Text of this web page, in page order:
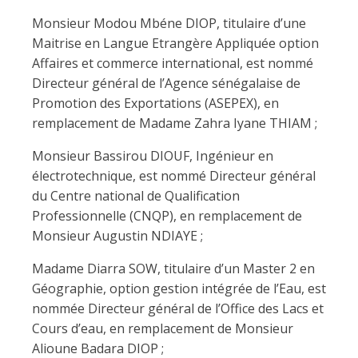
Monsieur Modou Mbéne DIOP, titulaire d’une
Maitrise en Langue Etrangère Appliquée option
Affaires et commerce international, est nommé
Directeur général de l’Agence sénégalaise de
Promotion des Exportations (ASEPEX), en
remplacement de Madame Zahra Iyane THIAM ;
Monsieur Bassirou DIOUF, Ingénieur en
électrotechnique, est nommé Directeur général
du Centre national de Qualification
Professionnelle (CNQP), en remplacement de
Monsieur Augustin NDIAYE ;
Madame Diarra SOW, titulaire d’un Master 2 en
Géographie, option gestion intégrée de l’Eau, est
nommée Directeur général de l’Office des Lacs et
Cours d’eau, en remplacement de Monsieur
Alioune Badara DIOP ;